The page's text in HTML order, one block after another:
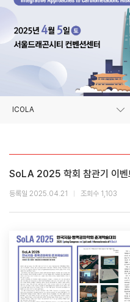
ICOLA
SoLA 2025 학회 참관기 이벤
등록일 2025.04.21 조회수 1,103